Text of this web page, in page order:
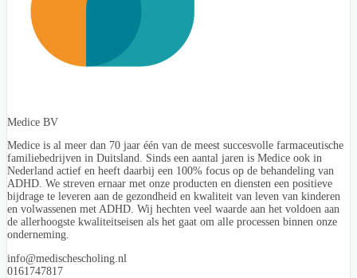
Medice BV
Medice is al meer dan 70 jaar één van de meest succesvolle farmaceutische
familiebedrijven in Duitsland. Sinds een aantal jaren is Medice ook in
Nederland actief en heeft daarbij een 100% focus op de behandeling van
ADHD. We streven ernaar met onze producten en diensten een positieve
bijdrage te leveren aan de gezondheid en kwaliteit van leven van kinderen
en volwassenen met ADHD. Wij hechten veel waarde aan het voldoen aan
de allerhoogste kwaliteitseisen als het gaat om alle processen binnen onze
onderneming.
info@medischescholing.nl
0161747817